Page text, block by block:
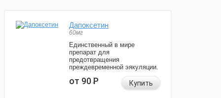
Дапоксетин
60мг
Единственный в мире
препарат для
предотвращения
преждевременной эякуляции.
от 90Р Купить